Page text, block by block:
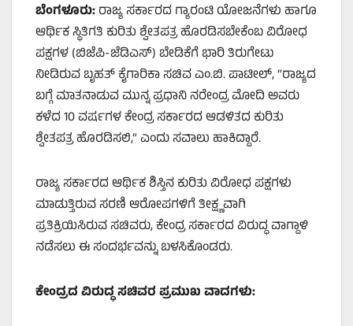
ಬೆಂಗಳೂರು:ರಾಜ್ಯ ಸರ್ಕಾರದ ಗ್ಯಾರಂಟಿ ಯೋಜನೆಗಳು ಹಾಗೂ
ಆರ್ಥಿಕ ಸ್ಥಿತಿಗತಿ ಕುರಿತು ಶ್ವೇತಪತ್ರ ಹೊರಡಿಸಬೇಕೆಂಬ ವಿರೋಧ
ಪಕ್ಷಗಳ (ಬಿಜೆಪಿ-ಜೆಡಿಎಸ್) ಬೇಡಿಕೆಗೆ ಭಾರಿ ತಿರುಗೇಟು
ನೀಡಿರುವ ಬೃಹತ್ ಕೈಗಾರಿಕಾ ಸಚಿವ ಎಂ.ಬಿ. ಪಾಟೀಲ್, “ರಾಜ್ಯದ
ಬಗ್ಗೆ ಮಾತನಾಡುವ ಮುನ್ನ ಪ್ರಧಾನಿ ನರೇಂದ್ರ ಮೋದಿ ಅವರು
ಕಳೆದ 10 ವರ್ಷಗಳ ಕೇಂದ್ರ ಸರ್ಕಾರದ ಆಡಳಿತದ ಕುರಿತು
ಶ್ವೇತಪತ್ರ ಹೊರಡಿಸಲಿ,” ಎಂದು ಸವಾಲು ಹಾಕಿದ್ದಾರೆ.
ರಾಜ್ಯ ಸರ್ಕಾರದ ಆರ್ಥಿಕ ಶಿಸ್ತಿನ ಕುರಿತು ವಿರೋಧ ಪಕ್ಷಗಳು
ಮಾಡುತ್ತಿರುವ ಸರಣಿ ಆರೋಪಗಳಿಗೆ ತೀಕ್ಷ್ಣವಾಗಿ
ಪ್ರತಿಕ್ರಿಯಿಸಿರುವ ಸಚಿವರು, ಕೇಂದ್ರ ಸರ್ಕಾರದ ವಿರುದ್ಧ ವಾಗ್ದಾಳಿ
ನಡೆಸಲು ಈ ಸಂದರ್ಭವನ್ನು ಬಳಸಿಕೊಂಡರು.
ಕೇಂದ್ರದ ವಿರುದ್ಧ ಸಚಿವರ ಪ್ರಮುಖ ವಾದಗಳು: